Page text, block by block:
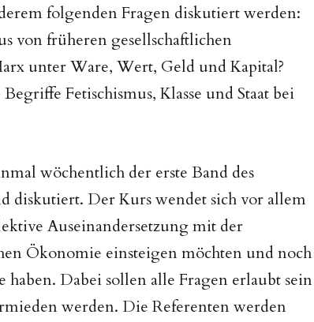
folgenden Fragen diskutiert werden:
von früheren gesellschaftlichen
unter Ware, Wert, Geld und Kapital?
Fetischismus, Klasse und Staat bei
wöchentlich der erste Band des
diskutiert. Der Kurs wendet sich vor allem
Auseinandersetzung mit der
Ökonomie einsteigen möchten und noch
Dabei sollen alle Fragen erlaubt sein
werden. Die Referenten werden